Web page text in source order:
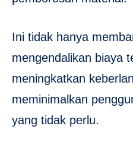
Ini tidak hanya
mengendalikan biaya
meningkatkan
meminimalkan
yang tidak perlu.